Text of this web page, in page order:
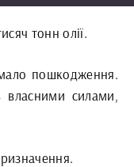
тонн олії.
пошкодження.
власними силами,